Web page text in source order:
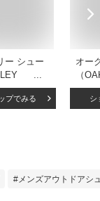
ー シュー
【シュ
プでみる
オー
（
ンズ
アウ
シ
メンズアウトドアシ